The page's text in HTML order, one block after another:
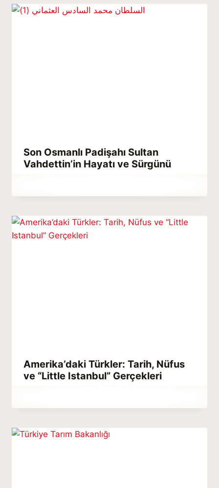
Son Osmanlı Padişahı Sultan
Vahdettin’in Hayatı ve Sürgünü
Amerika’daki Türkler: Tarih, Nüfus
ve “Little Istanbul” Gerçekleri